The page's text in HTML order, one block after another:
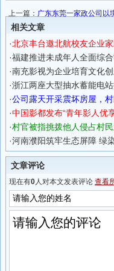
上一篇： 广东东莞一家政公司以
相关文章
·北京丰台邀北航校友企业
·福建推进未成年人全面综
·南充影视为企业培育文化
·浙江两座大型抽水蓄能电
·公司露天开采震坏房屋，
·中国影都发布“青年影人优
·村官被指挑拨他人侵占村
·河南濮阳筑牢生态屏障 绿
文章评论
现在有0人对本文发表评论 查看